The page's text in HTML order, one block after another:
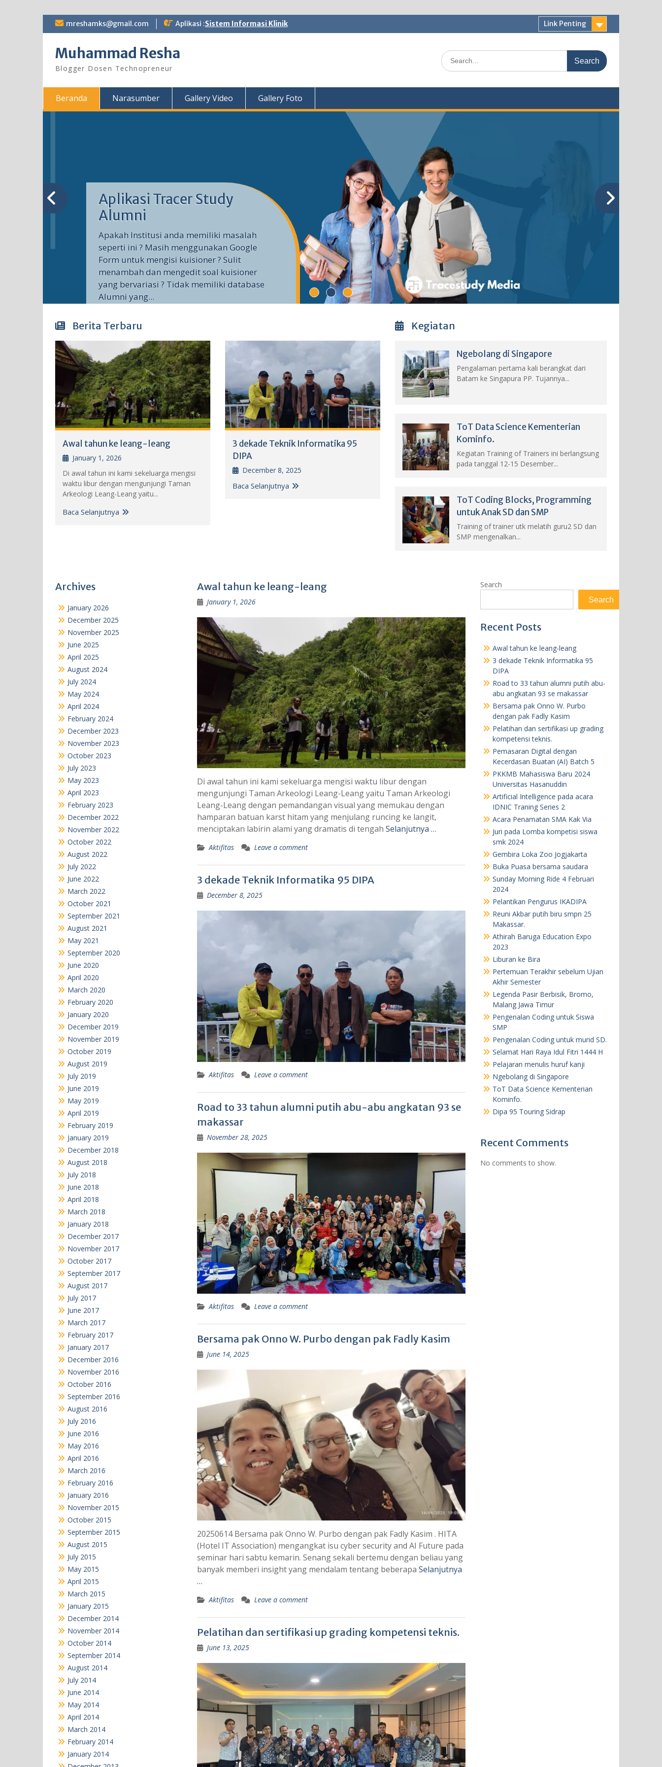
Skip mreshamks@gmail.com Aplikasi :Sistem Informasi Klinik Link Penting
Muhammad Resha
Blogger Dosen Technopreneur
Search
for:
Beranda Narasumber Gallery Video Gallery Foto
Aplikasi Tracer Study
Alumni
Apakah Institusi anda memiliki masalah
seperti ini ? Masih menggunakan Google
Form untuk mengisi kuisioner ? Sulit
menambah dan mengedit soal kuisioner
yang bervariasi ? Tidak memiliki database
Alumni yang...
Berita Terbaru
Awal tahun ke leang-leang
January 1, 2026
Di awal tahun ini kami sekeluarga mengisi
waktu libur dengan mengunjungi Taman
Arkeologi Leang-Leang yaitu...
Baca Selanjutnya
3 dekade Teknik Informatika 95
DIPA
December 8, 2025
Baca Selanjutnya
Kegiatan
Ngebolang di Singapore
Pengalaman pertama kali berangkat dari
Batam ke Singapura PP. Tujannya...
ToT Data Science Kementerian
Kominfo.
Kegiatan Training of Trainers ini berlangsung
pada tanggal 12-15 Desember...
ToT Coding Blocks, Programming
untuk Anak SD dan SMP
Training of trainer utk melatih guru2 SD dan
SMP mengenalkan...
Awal tahun ke leang-leang
January 1, 2026
Di awal tahun ini kami sekeluarga mengisi waktu libur dengan
mengunjungi Taman Arkeologi Leang-Leang yaitu Taman Arkeologi
Leang-Leang dengan pemandangan visual yang memukau dengan
hamparan batuan karst hitam yang menjulang runcing ke langit,
menciptakan labirin alami yang dramatis di tengah Selanjutnya …
Aktifitas Leave a comment
3 dekade Teknik Informatika 95 DIPA
December 8, 2025
Aktifitas Leave a comment
Road to 33 tahun alumni putih abu-abu angkatan 93 se
makassar
November 28, 2025
Aktifitas Leave a comment
Bersama pak Onno W. Purbo dengan pak Fadly Kasim
June 14, 2025
20250614 Bersama pak Onno W. Purbo dengan pak Fadly Kasim . HITA
(Hotel IT Association) mengangkat isu cyber security and AI Future pada
seminar hari sabtu kemarin. Senang sekali bertemu dengan beliau yang
banyak memberi insight yang mendalam tentang beberapa Selanjutnya
…
Aktifitas Leave a comment
Pelatihan dan sertifikasi up grading kompetensi teknis.
June 13, 2025
Search
Search
Recent Posts
Awal tahun ke leang-leang
3 dekade Teknik Informatika 95
DIPA
Road to 33 tahun alumni putih abu-
abu angkatan 93 se makassar
Bersama pak Onno W. Purbo
dengan pak Fadly Kasim
Pelatihan dan sertifikasi up grading
kompetensi teknis.
Pemasaran Digital dengan
Kecerdasan Buatan (AI) Batch 5
PKKMB Mahasiswa Baru 2024
Universitas Hasanuddin
Artificial Intelligence pada acara
IDNIC Traning Series 2
Acara Penamatan SMA Kak Via
Juri pada Lomba kompetisi siswa
smk 2024
Gembira Loka Zoo Jogjakarta
Buka Puasa bersama saudara
Sunday Morning Ride 4 Februari
2024
Pelantikan Pengurus IKADIPA
Reuni Akbar putih biru smpn 25
Makassar.
Athirah Baruga Education Expo
2023
Liburan ke Bira
Pertemuan Terakhir sebelum Ujian
Akhir Semester
Legenda Pasir Berbisik, Bromo,
Malang Jawa Timur
Pengenalan Coding untuk Siswa
SMP
Pengenalan Coding untuk murid SD.
Selamat Hari Raya Idul Fitri 1444 H
Pelajaran menulis huruf kanji
Ngebolang di Singapore
ToT Data Science Kementerian
Kominfo.
Dipa 95 Touring Sidrap
Recent Comments
No comments to show.
Archives
January 2026
December 2025
November 2025
June 2025
April 2025
August 2024
July 2024
May 2024
April 2024
February 2024
December 2023
November 2023
October 2023
July 2023
May 2023
April 2023
February 2023
December 2022
November 2022
October 2022
August 2022
July 2022
June 2022
March 2022
October 2021
September 2021
August 2021
May 2021
September 2020
June 2020
April 2020
March 2020
February 2020
January 2020
December 2019
November 2019
October 2019
August 2019
July 2019
June 2019
May 2019
April 2019
February 2019
January 2019
December 2018
August 2018
July 2018
June 2018
April 2018
March 2018
January 2018
December 2017
November 2017
October 2017
September 2017
August 2017
July 2017
June 2017
March 2017
February 2017
January 2017
December 2016
November 2016
October 2016
September 2016
August 2016
July 2016
June 2016
May 2016
April 2016
March 2016
February 2016
January 2016
November 2015
October 2015
September 2015
August 2015
July 2015
May 2015
April 2015
March 2015
January 2015
December 2014
November 2014
October 2014
September 2014
August 2014
July 2014
June 2014
May 2014
April 2014
March 2014
February 2014
January 2014